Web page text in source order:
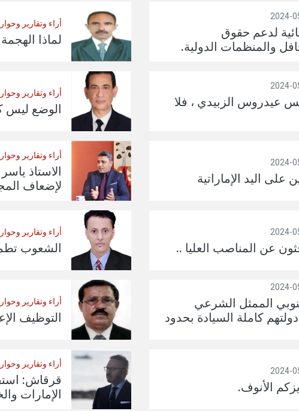
لدعم حقوق
والمنظمات الدولية.
أراء وتقارير
لماذا
عيدروس الزبيدي ، فلا
أراء وتقارير
الوضع ليس
على اليد الإماراتية
أراء وتقارير
الاستاذ
لإضعاف
عن المناصب العليا ..
أراء وتقارير
الشعوب
الممثل الشرعي
كاملة السيادة بحدود
أراء وتقارير
التوظيف
الأنوف.
أراء وتقارير
قرقاش:
الإمارات